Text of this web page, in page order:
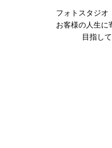
フォトスタジオ
お客様の人生に
目指し